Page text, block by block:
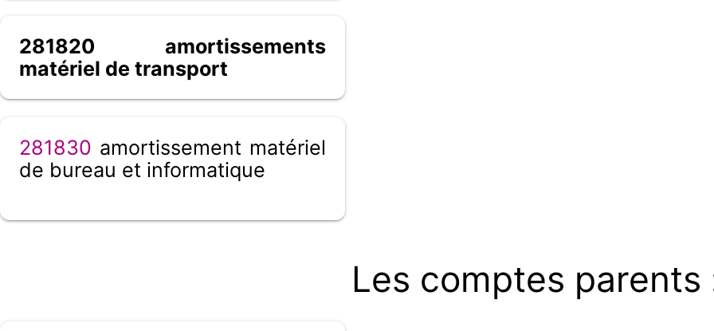
281820 amortissements
matériel de transport
281830 amortissement matériel
de bureau et informatique
Les comptes parents